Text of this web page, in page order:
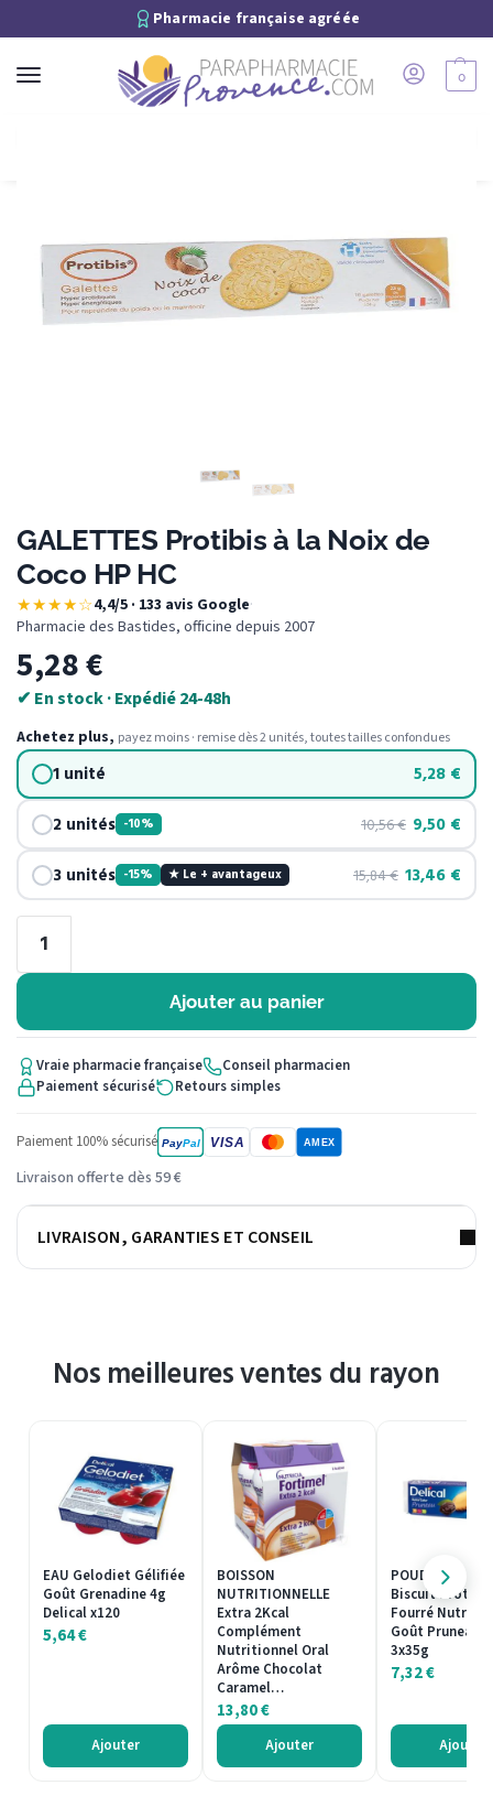
Pharmacie française agréée
0
GALETTES Protibis à la Noix de
Coco HP HC
★★★★☆4,4/5 · 133 avis Google·
Pharmacie des Bastides, officine depuis 2007
5,28€
✔ En stock · Expédié 24-48h
Achetez plus, payez moins · remise dès 2 unités, toutes tailles confondues
1 unité 5,28 €
2 unités -10% 10,56€ 9,50 €
3 unités -15% ★ Le + avantageux 15,84€ 13,46 €
Ajouter au panier
Vraie pharmacie française
Conseil pharmacien
Paiement sécurisé
Retours simples
Paiement 100% sécurisé PayPal VISA AMEX
Livraison offerte dès 59 €
LIVRAISON, GARANTIES ET CONSEIL
Nos meilleures ventes du rayon
EAU Gelodiet Gélifiée
Goût Grenadine 4g
Delical x120
5,64€
Ajouter
BOISSON
NUTRITIONNELLE
Extra 2Kcal
Complément
Nutritionnel Oral
Arôme Chocolat
Caramel…
13,80€
Ajouter
POUDRE
Biscuit
Fourré
Goût Pruneau
3x35g
7,32€
Ajouter